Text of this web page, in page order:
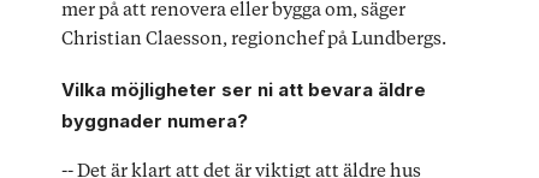
mer på att renovera eller bygga om, säger
Christian Claesson, regionchef på Lundbergs.
Vilka möjligheter ser ni att bevara äldre
byggnader numera?
-- Det är klart att det är viktigt att äldre hus